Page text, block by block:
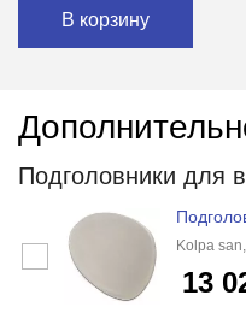
В корзину
Подголовники для
Kolpa
13